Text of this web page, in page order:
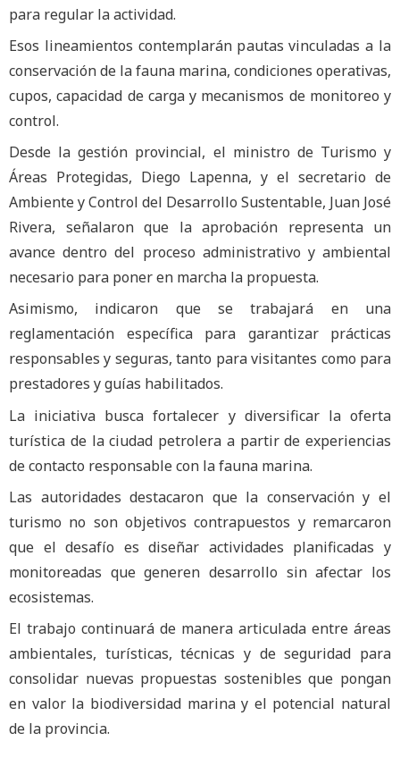
para regular la actividad.
Esos lineamientos contemplarán pautas vinculadas a la
conservación de la fauna marina, condiciones operativas,
cupos, capacidad de carga y mecanismos de monitoreo y
control.
Desde la gestión provincial, el ministro de Turismo y
Áreas Protegidas, Diego Lapenna, y el secretario de
Ambiente y Control del Desarrollo Sustentable, Juan José
Rivera, señalaron que la aprobación representa un
avance dentro del proceso administrativo y ambiental
necesario para poner en marcha la propuesta.
Asimismo, indicaron que se trabajará en una
reglamentación específica para garantizar prácticas
responsables y seguras, tanto para visitantes como para
prestadores y guías habilitados.
La iniciativa busca fortalecer y diversificar la oferta
turística de la ciudad petrolera a partir de experiencias
de contacto responsable con la fauna marina.
Las autoridades destacaron que la conservación y el
turismo no son objetivos contrapuestos y remarcaron
que el desafío es diseñar actividades planificadas y
monitoreadas que generen desarrollo sin afectar los
ecosistemas.
El trabajo continuará de manera articulada entre áreas
ambientales, turísticas, técnicas y de seguridad para
consolidar nuevas propuestas sostenibles que pongan
en valor la biodiversidad marina y el potencial natural
de la provincia.